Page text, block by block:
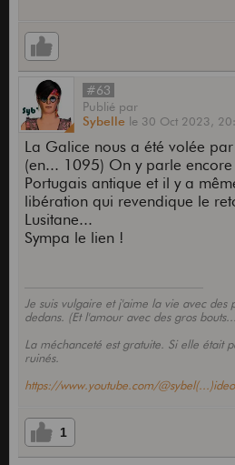
#63
Publié par
Sybelle le 30 Oct 2023,
La Galice nous a été volée
(en... 1095) On y parle
Portugais antique et il y a
libération qui revendique le
Lusitane...
Sympa le lien !
Je suis vulgaire et j'aime la vie avec des
dedans. (Et l'amour avec des gros
La méchanceté est gratuite. Si elle était
ruinés.
https://www.youtube.com/
1